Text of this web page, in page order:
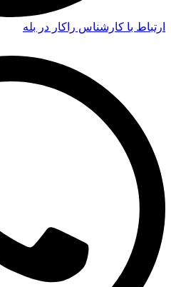
ارتباط با کارشناس راکار در بله